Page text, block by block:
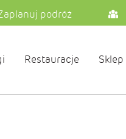
podróż
Restauracje Sklep